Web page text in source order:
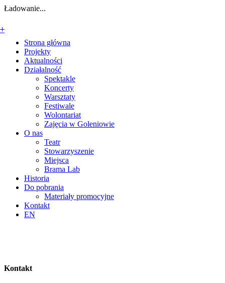
Ładowanie...
Strona główna
Projekty
Aktualności
Działalność
Spektakle
Koncerty
Warsztaty
Festiwale
Wolontariat
Zajęcia w Goleniowie
O nas
Teatr
Stowarzyszenie
Miejsca
Brama Lab
Historia
Do pobrania
Materiały promocyjne
Kontakt
EN
Kontakt
+
+
+
+
+
+
+
+
+
+